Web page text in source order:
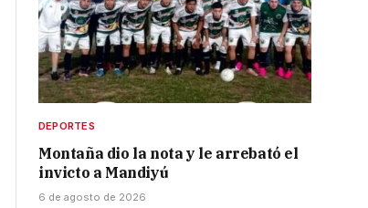
DEPORTES
Montaña dio la nota y le arrebató el
invicto a Mandiyú
6 de agosto de 2026